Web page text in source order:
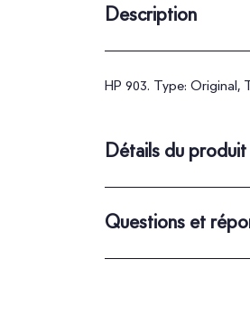
Description
HP 903. Type: Original,
Détails du produit
Questions et